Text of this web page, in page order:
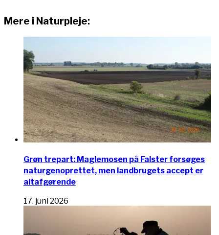
Mere i Naturpleje:
Grøn trepart: Maglemosen på Falster forsøges
naturgenoprettet, men landbrugets accept er
altafgørende
17. juni 2026